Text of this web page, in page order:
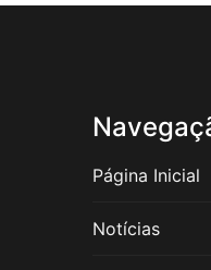
Página Inicial
Notícias